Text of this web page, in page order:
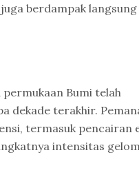
berdampak langsung
Bumi telah
dekade terakhir.
termasuk pencairan
intensitas